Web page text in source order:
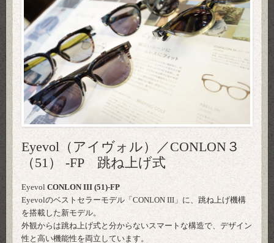
Eyevol（アイヴォル）／CONLON３
（51） -FP 跳ね上げ式
Eyevol CONLON III (51)-FP
Eyevolのベストセラーモデル「CONLON III」に、跳ね上げ機構
を搭載した新モデル。
外観からは跳ね上げ式と分からないスマートな構造で、デザイン
性と高い機能性を両立しています。